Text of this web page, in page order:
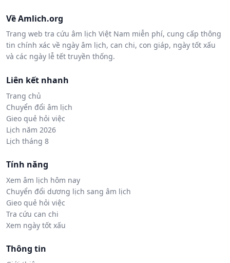
Về Amlich.org
Trang web tra cứu âm lịch Việt Nam miễn phí, cung cấp thông
tin chính xác về ngày âm lịch, can chi, con giáp, ngày tốt xấu
và các ngày lễ tết truyền thống.
Liên kết nhanh
Trang chủ
Chuyển đổi âm lịch
Gieo quẻ hỏi việc
Lịch năm 2026
Lịch tháng 8
Tính năng
Xem âm lịch hôm nay
Chuyển đổi dương lịch sang âm lịch
Gieo quẻ hỏi việc
Tra cứu can chi
Xem ngày tốt xấu
Thông tin